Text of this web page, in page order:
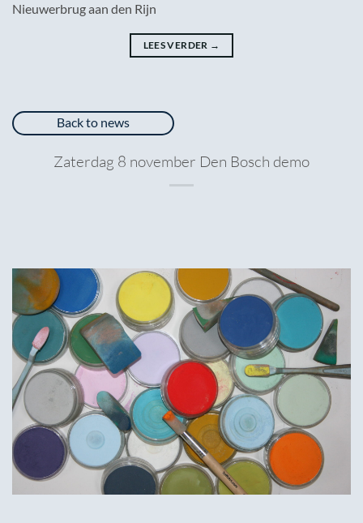
Nieuwerbrug aan den Rijn
LEES VERDER →
Back to news
Zaterdag 8 november Den Bosch demo